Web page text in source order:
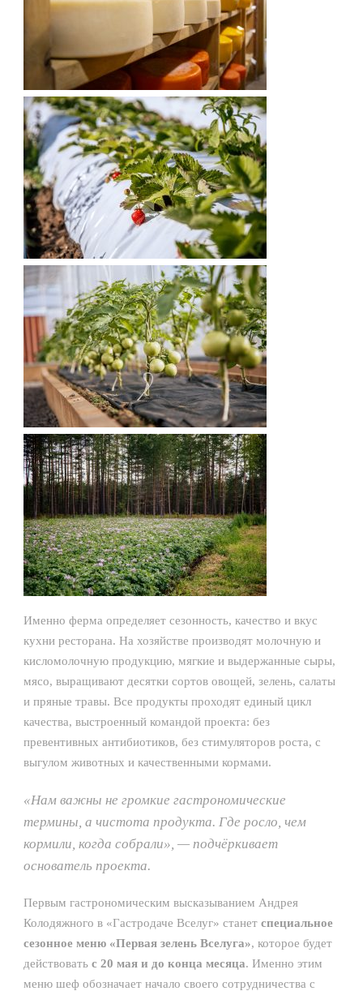
Именно ферма определяет сезонность, качество и вкус
кухни ресторана. На хозяйстве производят молочную и
кисломолочную продукцию, мягкие и выдержанные сыры,
мясо, выращивают десятки сортов овощей, зелень, салаты
и пряные травы. Все продукты проходят единый цикл
качества, выстроенный командой проекта: без
превентивных антибиотиков, без стимуляторов роста, с
выгулом животных и качественными кормами.
«Нам важны не громкие гастрономические
термины, а чистота продукта. Где росло, чем
кормили, когда собрали», — подчёркивает
основатель проекта.
Первым гастрономическим высказыванием Андрея
Колодяжного в «Гастродаче Вселуг» станет специальное
сезонное меню «Первая зелень Вселуга», которое будет
действовать с 20 мая и до конца месяца. Именно этим
меню шеф обозначает начало своего сотрудничества с